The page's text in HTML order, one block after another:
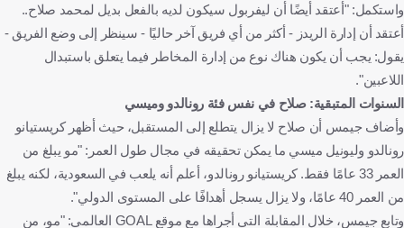
واستكمل: "أعتقد أيضًا أن ليفربول سيكون لديه بالفعل بديل لمحمد صلاح..
أعتقد أن إدارة الريدز - أكثر من أي فريق آخر حاليًا - سينظر إلى وضع الفريق -
يقول: يجب أن يكون هناك نوع من إدارة المخاطر فيما يتعلق باستبدال
اللاعبين".
السنوات المتبقية: صلاح في نفس فئة رونالدو وميسي
وأضاف جيمس أن صلاح لا يزال يتطلع إلى المستقبل، حيث أظهر كريستيانو
رونالدو وليونيل ميسي ما يمكن تحقيقه في مجال طول العمر: "مو يبلغ من
العمر 33 عامًا فقط. كريستيانو رونالدو، أعلم أنه يلعب في السعودية، لكنه يبلغ
من العمر 40 عامًا، ولا يزال يسجل أهدافًا على المستوى الدولي".
وتابع جيمس، خلال المقابلة التي أجراها مع موقع GOAL العالمي: "مو، من